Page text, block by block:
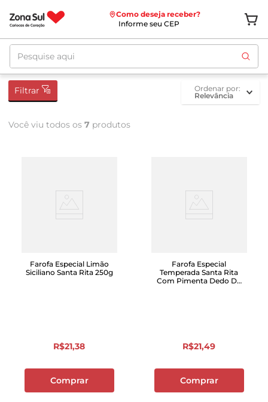
Como deseja receber?
Informe seu CEP
Pesquise aqui
Filtrar
ordenar por
Relevância
Você viu todos os 7 produtos
Farofa Especial Limão
Siciliano Santa Rita 250g
R$21,38
Comprar
Farofa Especial
Temperada Santa Rita
Com Pimenta Dedo De
R$21,49
Comprar